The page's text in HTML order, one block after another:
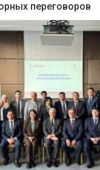
переговоров